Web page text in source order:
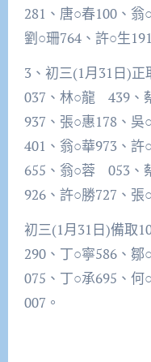
281、唐○春100、翁
劉○珊764、許○生
3、初三(1月31日)
037、林○龍 439、
937、張○惠178、
401、翁○華973、
655、翁○蓉 053、
926、許○勝727、張
初三(1月31日)備取
290、丁○寧586、
075、丁○承695、
007。